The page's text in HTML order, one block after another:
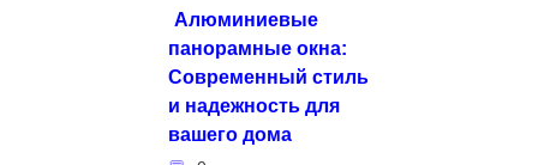
Алюминиевые
панорамные окна:
Современный стиль
и надежность для
вашего дома